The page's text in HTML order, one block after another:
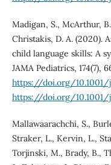
Madigan, S., McArthur,
Christakis, D. A. (2020).
child language skills: A
JAMA Pediatrics, 174(7),
https://doi.org/10.1001/
https://doi.org/10.1001/
Mallawaarachchi, S.,
Straker, L., Kervin, L.,
Torjinski, M., Brady, B.,